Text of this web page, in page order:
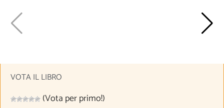
VOTA IL LIBRO
(Vota per primo!)